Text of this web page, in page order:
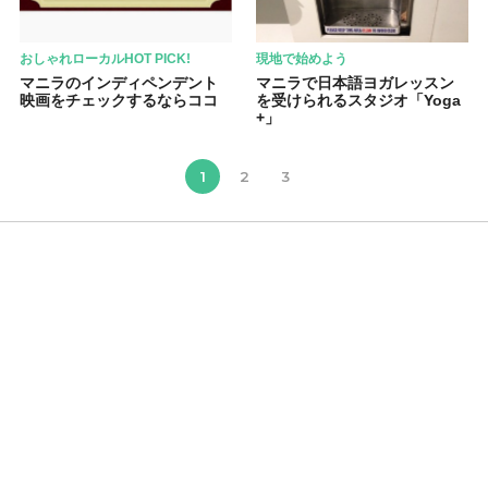
おしゃれローカルHOT PICK!
マニラのインディペンデント
映画をチェックするならココ
現地で始めよう
マニラで日本語ヨガレッスン
を受けられるスタジオ「Yoga
+」
1 2 3